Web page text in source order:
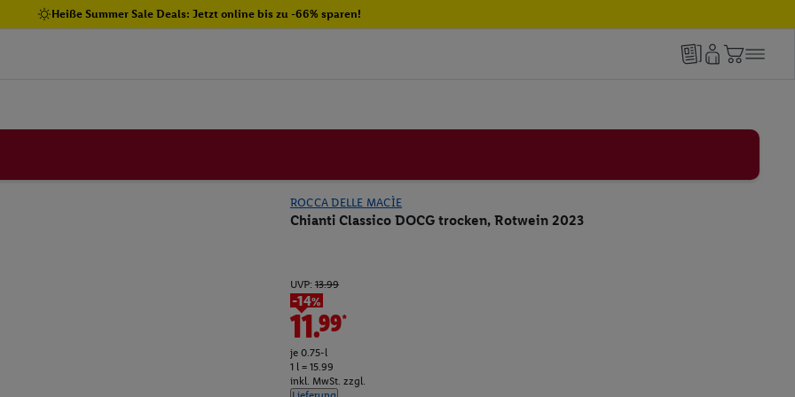
Heiße Summer Sale Deals: Jetzt online bis zu -66% sparen!
ROCCA DELLE MACÌE
Chianti Classico DOCG trocken, Rotwein 2023
UVP: 13.99
-14%
11.99*
je 0.75-l
1 l = 15.99
inkl. MwSt. zzgl.